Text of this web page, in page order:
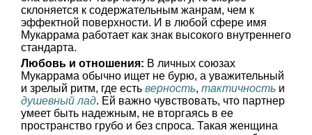
склоняется к содержательным жанрам, чем к
эффектной поверхности. И в любой сфере имя
Мукаррама работает как знак высокого внутреннего
стандарта.
Любовь и отношения: В личных союзах
Мукаррама обычно ищет не бурю, а уважительный
и зрелый ритм, где есть верность, тактичность и
душевный лад. Ей важно чувствовать, что партнер
умеет быть надежным, не вторгаясь в ее
пространство грубо и без спроса. Такая женщина